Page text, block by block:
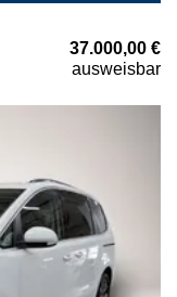
37.000,00 €
ausweisbar